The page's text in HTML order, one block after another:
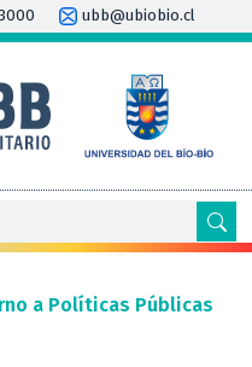
ubb@ubiobio.cl
a Políticas Públicas